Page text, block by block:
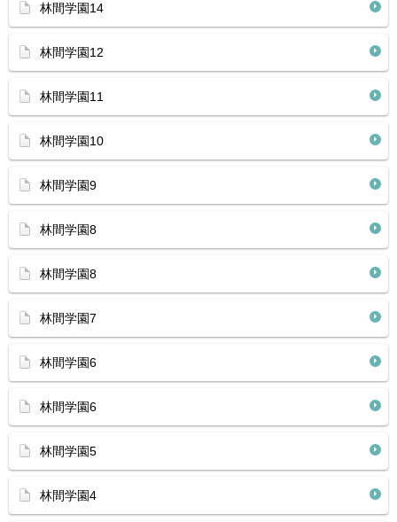
林間学園14
林間学園12
林間学園11
林間学園10
林間学園9
林間学園8
林間学園8
林間学園7
林間学園6
林間学園6
林間学園5
林間学園4